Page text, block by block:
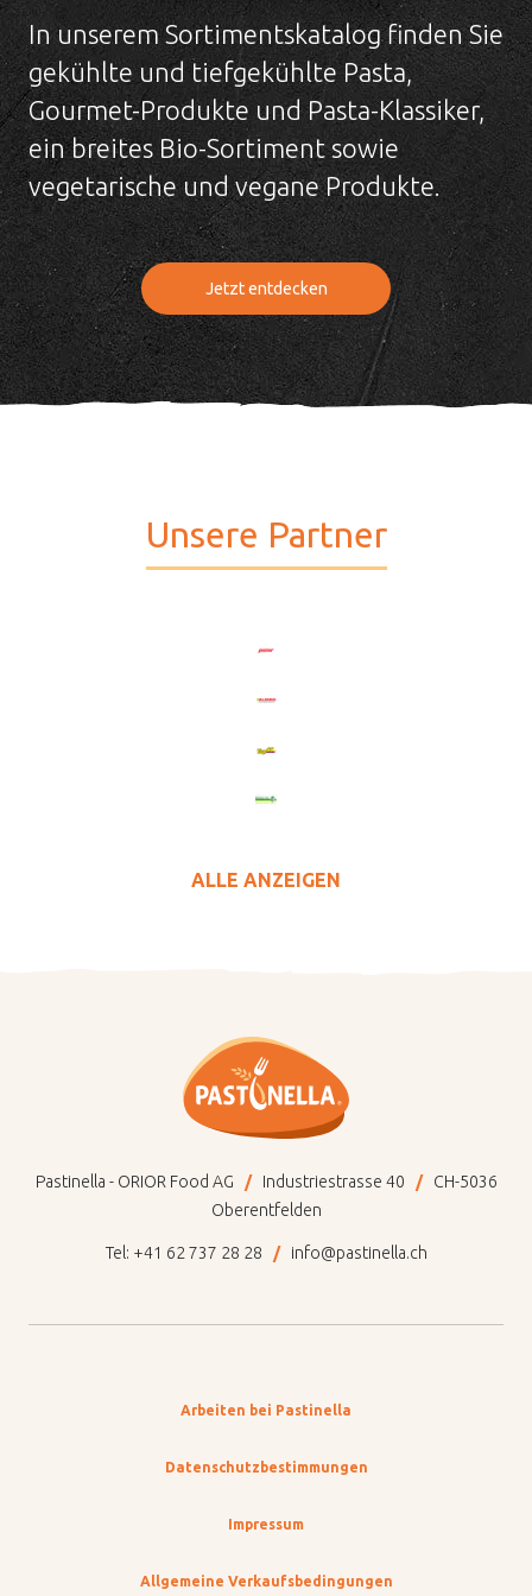
In unserem Sortimentskatalog finden Sie
gekühlte und tiefgekühlte Pasta,
Gourmet-Produkte und Pasta-Klassiker,
ein breites Bio-Sortiment sowie
vegetarische und vegane Produkte.
Jetzt entdecken
Unsere Partner
ALLE ANZEIGEN
Pastinella - ORIOR Food AG Industriestrasse 40
CH-5036
Oberentfelden
Tel: +41 62 737 28 28 info@pastinella.ch
Arbeiten bei Pastinella
Datenschutzbestimmungen
Impressum
Allgemeine Verkaufsbedingungen